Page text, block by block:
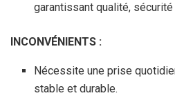
garantissant qualité,
INCONVÉNIENTS :
Nécessite une prise
stable et durable.